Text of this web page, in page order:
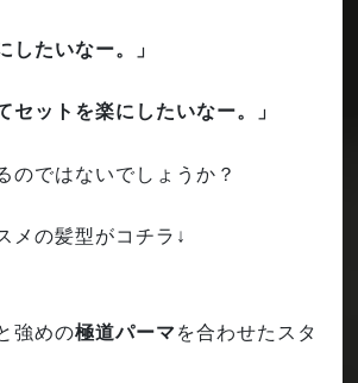
したいなー。」
セットを楽にしたいなー。」
のではないでしょうか？
メの髪型がコチラ↓
強めの極道パーマ を合わせたスタ